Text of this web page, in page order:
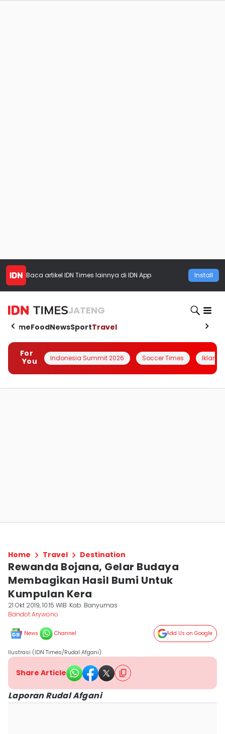
Baca artikel IDN Times lainnya di IDN App Install
JATENG
HomeFoodNewsSportTravel
For
You
Indonesia Summit 2026 Soccer Times Iklanin
Home Travel Destination
Rewanda Bojana, Gelar Budaya
Membagikan Hasil Bumi Untuk
Kumpulan Kera
21 Okt 2019, 10:15 WIB Kab. Banyumas
Bandot Arywono
News Channel Add Us on Google
Ilustrasi (IDN Times/Rudal Afgani)
Share Article
Laporan Rudal Afgani